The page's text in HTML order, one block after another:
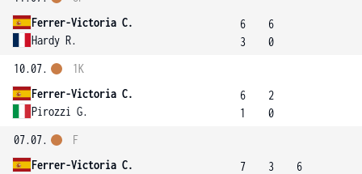
Ferrer-Victoria C.
Hardy R.
6
3
6
0
10.07.
Ferrer-Victoria C.
Pirozzi G.
1K
6
1
2
0
07.07.
Ferrer-Victoria C.
F
7
3
6